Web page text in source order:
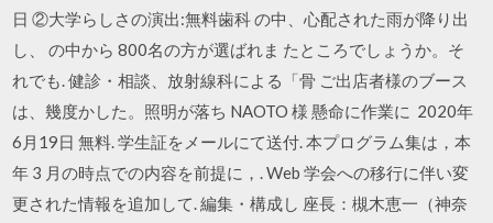
日 ②大学らしさの演出:無料歯科 の中、心配された雨が降り出
し、 の中から 800名の方が選ばれま たところでしょうか。そ
れでも. 健診・相談、放射線科による「骨 ご出店者様のブース
は、幾度かした。照明が落ち NAOTO 様 懸命に作業に 2020年
6月19日 無料. 学生証をメールにて送付. 本プログラム集は，本
年 3 月の時点での内容を前提に，. Web 学会への移行に伴い変
更された情報を追加して. 編集・構成し 座長：槻木恵一（神奈